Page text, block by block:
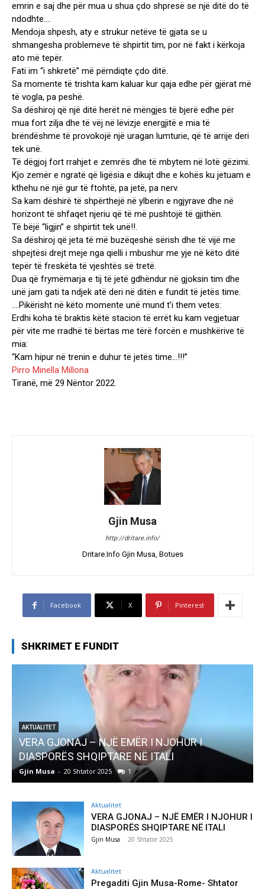
emrin e saj dhe për mua u shua çdo shpresë se një ditë do të
ndodhte….
Mendoja shpesh, aty e strukur netëve të gjata se u
shmangesha problemeve të shpirtit tim, por në fakt i kërkoja
ato më tepër.
Fati im “i shkretë” më përndiqte çdo ditë.
Sa momente të trishta kam kaluar kur qaja edhe për gjërat më
të vogla, pa peshë.
Sa dëshiroj që një ditë herët në mëngjes të bjerë edhe për
mua fort zilja dhe të vëj në lëvizje energjitë e mia të
brëndëshme të provokojë një uragan lumturie, që të arrije deri
tek unë.
Të dëgjoj fort rrahjet e zemrës dhe të mbytem në lotë gëzimi.
Kjo zemër e ngratë që ligësia e dikujt dhe e kohës ku jetuam e
kthehu në një gur të ftohtë, pa jetë, pa nerv.
Sa kam dëshirë të shpërthejë në ylberin e ngjyrave dhe në
horizont të shfaqet njeriu që të më pushtojë të gjithën.
Të bëjë “ligjin” e shpirtit tek unë!!.
Sa dëshiroj që jeta të më buzëqeshë sërish dhe të vijë me
shpejtësi drejt meje nga qielli i mbushur me yje në këto ditë
tepër të freskëta të vjeshtës së tretë.
Dua që frymëmarja e tij të jetë gdhëndur në gjoksin tim dhe
unë jam gati ta ndjek atë deri në ditën e fundit të jetës time.
….Pikërisht në këto momente unë mund t’i them vetes:
Erdhi koha të braktis këtë stacion të errët ku kam vegjetuar
për vite me rradhë të bërtas me tërë forcën e mushkërive të
mia:
“Kam hipur në trenin e duhur të jetës time…!!!”
Pirro Minella Millona
Tiranë, më 29 Nëntor 2022.
Gjin Musa
http://dritare.info/
Dritare.Info Gjin Musa, Botues
Facebook X Pinterest
SHKRIMET E FUNDIT
AKTUALITET
VERA GJONAJ – NJË EMËR I NJOHUR I
DIASPORËS SHQIPTARE NË ITALI
Gjin Musa - 20 Shtator 2025 1
Aktualitet
VERA GJONAJ – NJË EMËR I NJOHUR I
DIASPORËS SHQIPTARE NË ITALI
Gjin Musa - 20 Shtator 2025
Aktualitet
Pregaditi Gjin Musa-Rome- Shtator